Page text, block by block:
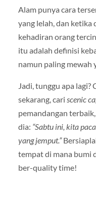
Alam punya cara
yang lelah, dan ketika
kehadiran orang
itu adalah definisi
namun paling mewah
Jadi, tunggu apa
sekarang, cari scenic
pemandangan
dia: “Sabtu ini, kita
yang jemput.”
tempat di mana bumi
ber-quality time!